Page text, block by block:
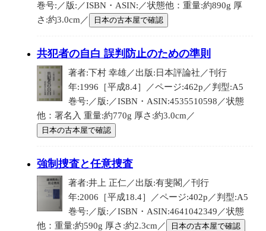
巻号:／版:／ISBN・ASIN:／状態他：重量:約890g 厚
さ:約3.0cm／
日本の古本屋で確認
共犯者の自白 誤判防止のための準則
著者:下村 幸雄／出版:日本評論社／刊行
年:1996［平成8.4］／ページ:462p／判型:A5
巻号:／版:／ISBN・ASIN:4535510598／状態
他：署名入 重量:約770g 厚さ:約3.0cm／
日本の古本屋で確認
強制捜査と任意捜査
著者:井上 正仁／出版:有斐閣／刊行
年:2006［平成18.4］／ページ:402p／判型:A5
巻号:／版:／ISBN・ASIN:4641042349／状態
他：重量:約590g 厚さ:約2.3cm／
日本の古本屋で確認